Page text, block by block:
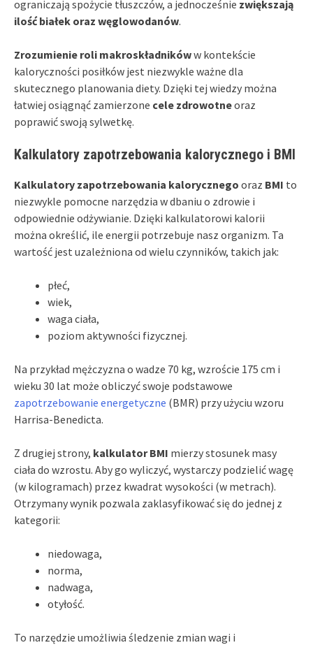
ograniczają spożycie tłuszczów, a jednocześnie zwiększają
ilość białek oraz węglowodanów.
Zrozumienie roli makroskładnikóww kontekście
kaloryczności posiłków jest niezwykle ważne dla
skutecznego planowania diety. Dzięki tej wiedzy można
łatwiej osiągnąć zamierzone cele zdrowotneoraz
poprawić swoją sylwetkę.
Kalkulatory zapotrzebowania kalorycznego i BMI
Kalkulatory zapotrzebowania kalorycznego oraz BMI to
niezwykle pomocne narzędzia w dbaniu o zdrowie i
odpowiednie odżywianie. Dzięki kalkulatorowi kalorii
można określić, ile energii potrzebuje nasz organizm. Ta
wartość jest uzależniona od wielu czynników, takich jak:
płeć,
wiek,
waga ciała,
poziom aktywności fizycznej.
Na przykład mężczyzna o wadze 70 kg, wzroście 175 cm i
wieku 30 lat może obliczyć swoje podstawowe
zapotrzebowanie energetyczne (BMR) przy użyciu wzoru
Harrisa-Benedicta.
Z drugiej strony, kalkulator BMI mierzy stosunek masy
ciała do wzrostu. Aby go wyliczyć, wystarczy podzielić wagę
(w kilogramach) przez kwadrat wysokości (w metrach).
Otrzymany wynik pozwala zaklasyfikować się do jednej z
kategorii:
niedowaga,
norma,
nadwaga,
otyłość.
To narzędzie umożliwia śledzenie zmian wagi i